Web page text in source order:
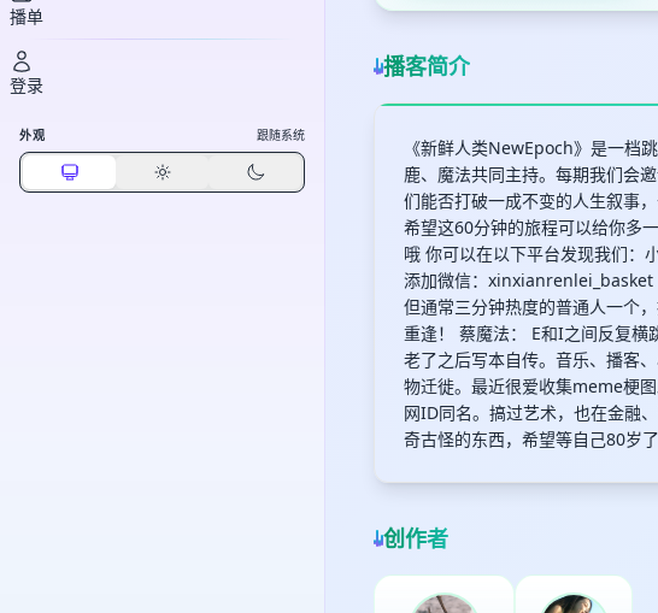
播客简介
《新鲜人类NewEpoch》是一档
鹿、魔法共同主持。每期我们会
们能否打破一成不变的人生叙事
希望这60分钟的旅程可以给你多
哦 你可以在以下平台发现我们：
添加微信：xinxianrenlei_basket
但通常三分钟热度的普通人一个
重逢！ 蔡魔法： E和I之间反复横
老了之后写本自传。音乐、播客
物迁徙。最近很爱收集meme梗
网ID同名。搞过艺术，也在金融
奇古怪的东西，希望等自己80岁
创作者
播单
登录
外观 跟随系统